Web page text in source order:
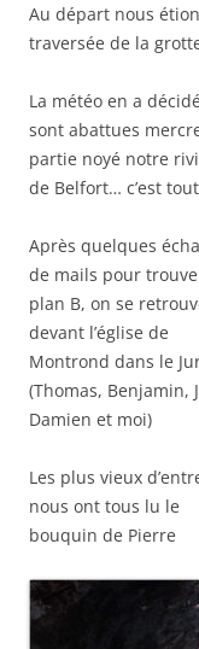
Au départ nous
traversée de la
La météo en a
sont abattues
partie noyé notre
de Belfort… c’est
Après quelques
de mails pour
plan B, on se
devant l’église de
Montrond dans le
(Thomas, Benjamin,
Damien et moi)
Les plus vieux
nous ont tous lu le
bouquin de Pierre